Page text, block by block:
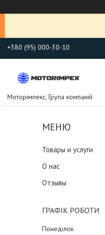
+380 (95) 000-30-10
Моторімпекс, Група компаній
Товары и услуги
О нас
Отзывы
ГРАФІК РОБОТИ
Понеділок